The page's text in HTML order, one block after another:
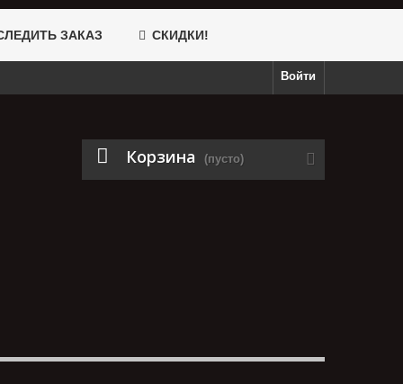
ЗАКАЗ СКИДКИ!
Войти
Корзина (пусто)